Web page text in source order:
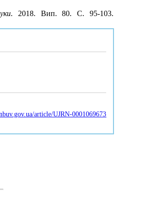
. 2018. Вип. 80. С. 95-103.
article/UJRN-0001069673